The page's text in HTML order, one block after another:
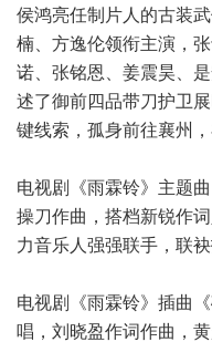
侯鸿亮任制片人的古装
楠、方逸伦领衔主演，
诺、张铭恩、姜震昊、
述了御前四品带刀护卫
键线索，孤身前往襄州
电视剧《雨霖铃》主题
操刀作曲，搭档新锐作
力音乐人强强联手，联
电视剧《雨霖铃》插曲
唱，刘晓盈作词作曲，